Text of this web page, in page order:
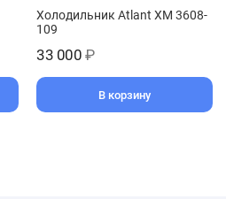
Холодильник Atlant ХМ 3608-
109
33 000 ₽
В корзину